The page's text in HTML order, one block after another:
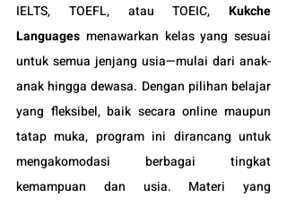
IELTS, TOEFL, atau TOEIC, Kukche
Languages menawarkan kelas yang sesuai
untuk semua jenjang usia—mulai dari anak-
anak hingga dewasa. Dengan pilihan belajar
yang fleksibel, baik secara online maupun
tatap muka, program ini dirancang untuk
mengakomodasi berbagai tingkat
kemampuan dan usia. Materi yang